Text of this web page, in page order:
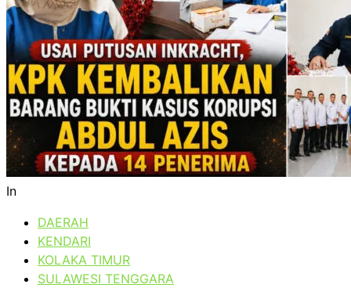
In
DAERAH
KENDARI
KOLAKA TIMUR
SULAWESI TENGGARA